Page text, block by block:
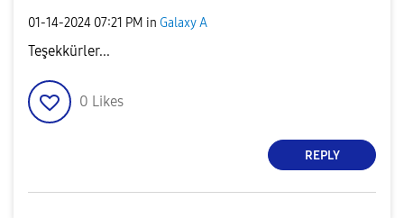
‎01-14-2024 07:21 PM in Galaxy A
Teşekkürler...
0 Likes
REPLY